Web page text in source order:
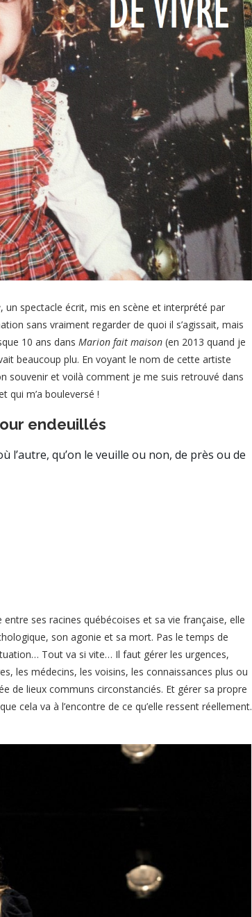
, un spectacle écrit, mis en scène et interprété par
sans vraiment regarder de quoi il s’agissait, mais
10 ans dans Marion fait maison (en 2013 quand je
beaucoup plu. En voyant le nom de cette artiste
souvenir et voilà comment je me suis retrouvé dans
qui m’a bouleversé !
endeuillés
l’autre, qu’on le veuille ou non, de près ou de
ses racines québécoises et sa vie française, elle
son agonie et sa mort. Pas le temps de
Tout va si vite… Il faut gérer les urgences,
les médecins, les voisins, les connaissances plus ou
de lieux communs circonstanciés. Et gérer sa propre
cela va à l’encontre de ce qu’elle ressent réellement.